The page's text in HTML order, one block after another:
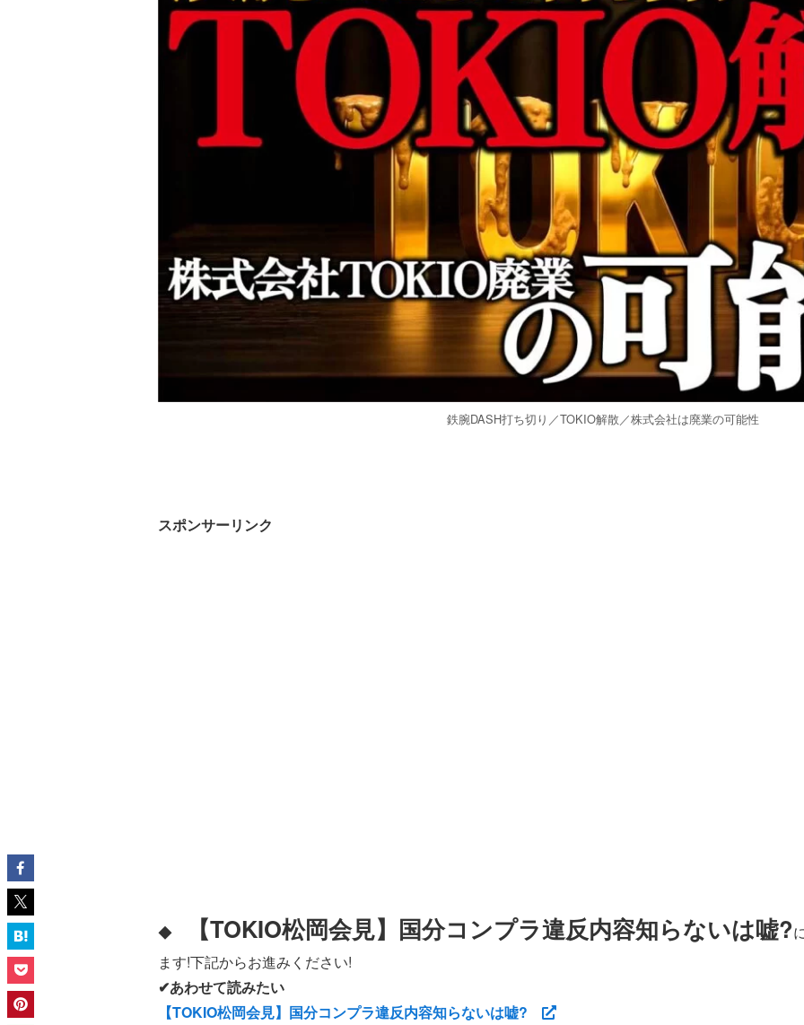
鉄腕DASH打ち切り／TOKIO解散／株式会社は廃業の可能性
スポンサーリンク
◆ 【TOKIO松岡会見】国分コンプラ違反内容知らないは嘘?
ます!下記からお進みください!
✔あわせて読みたい
【TOKIO松岡会見】国分コンプラ違反内容知らないは嘘?